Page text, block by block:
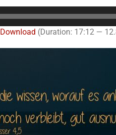
Audio-
Download (Duration: 17:12 —